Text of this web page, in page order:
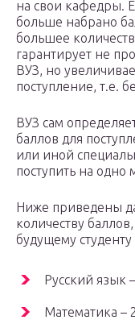
на свои кафедры.
больше набрано
большее
гарантирует не
ВУЗ, но
поступление, т.е.
ВУЗ сам
баллов для
или иной
поступить на одно
Ниже приведены
количеству
будущему
Русский язык
Математика –